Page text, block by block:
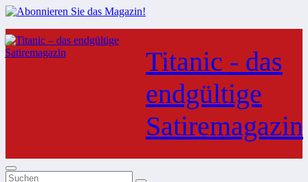
Zum
Inhalt
springen
Titanic - das
endgültige
Satiremagazin